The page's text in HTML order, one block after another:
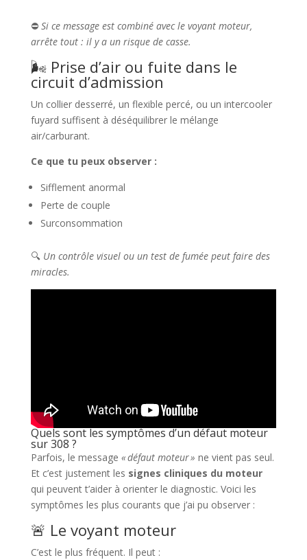
⛔ Si ce message est combiné avec le voyant moteur,
arrête tout : il y a un risque de casse.
🌬️ Prise d’air ou fuite dans le
circuit d’admission
Un collier desserré, un flexible percé, ou un intercooler
fuyard suffisent à déséquilibrer le mélange
air/carburant.
Ce que tu peux observer :
Sifflement anormal
Perte de couple
Surconsommation
🔍 Un contrôle visuel ou un test de fumée peut faire des
miracles.
Quels sont les symptômes d’un défaut moteur
sur 308 ?
Parfois, le message « défaut moteur » ne vient pas seul.
Et c’est justement les signes cliniques du moteur
qui peuvent t’aider à orienter le diagnostic. Voici les
symptômes les plus courants que j’ai pu observer :
🚨 Le voyant moteur
C’est le plus fréquent. Il peut :